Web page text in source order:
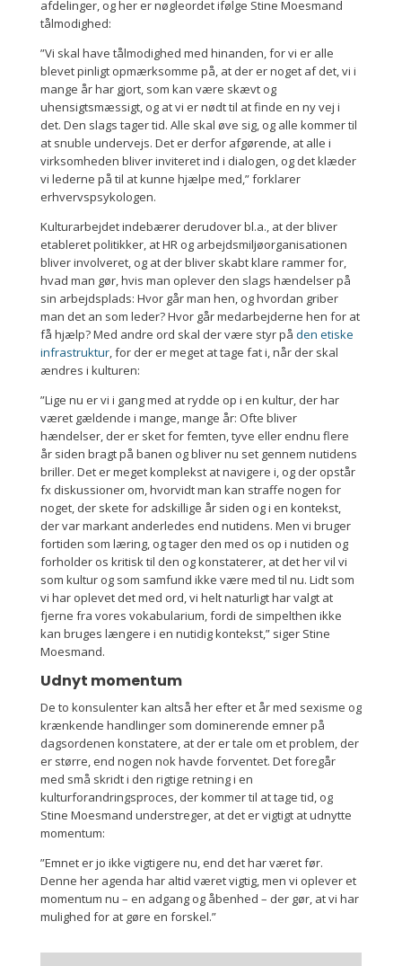
afdelinger, og her er nøgleordet ifølge Stine Moesmand
tålmodighed:
”Vi skal have tålmodighed med hinanden, for vi er alle
blevet pinligt opmærksomme på, at der er noget af det, vi i
mange år har gjort, som kan være skævt og
uhensigtsmæssigt, og at vi er nødt til at finde en ny vej i
det. Den slags tager tid. Alle skal øve sig, og alle kommer til
at snuble undervejs. Det er derfor afgørende, at alle i
virksomheden bliver inviteret ind i dialogen, og det klæder
vi lederne på til at kunne hjælpe med,” forklarer
erhvervspsykologen.
Kulturarbejdet indebærer derudover bl.a., at der bliver
etableret politikker, at HR og arbejdsmiljøorganisationen
bliver involveret, og at der bliver skabt klare rammer for,
hvad man gør, hvis man oplever den slags hændelser på
sin arbejdsplads: Hvor går man hen, og hvordan griber
man det an som leder? Hvor går medarbejderne hen for at
få hjælp? Med andre ord skal der være styr på den etiske
infrastruktur, for der er meget at tage fat i, når der skal
ændres i kulturen:
”Lige nu er vi i gang med at rydde op i en kultur, der har
været gældende i mange, mange år: Ofte bliver
hændelser, der er sket for femten, tyve eller endnu flere
år siden bragt på banen og bliver nu set gennem nutidens
briller. Det er meget komplekst at navigere i, og der opstår
fx diskussioner om, hvorvidt man kan straffe nogen for
noget, der skete for adskillige år siden og i en kontekst,
der var markant anderledes end nutidens. Men vi bruger
fortiden som læring, og tager den med os op i nutiden og
forholder os kritisk til den og konstaterer, at det her vil vi
som kultur og som samfund ikke være med til nu. Lidt som
vi har oplevet det med ord, vi helt naturligt har valgt at
fjerne fra vores vokabularium, fordi de simpelthen ikke
kan bruges længere i en nutidig kontekst,” siger Stine
Moesmand.
Udnyt momentum
De to konsulenter kan altså her efter et år med sexisme og
krænkende handlinger som dominerende emner på
dagsordenen konstatere, at der er tale om et problem, der
er større, end nogen nok havde forventet. Det foregår
med små skridt i den rigtige retning i en
kulturforandringsproces, der kommer til at tage tid, og
Stine Moesmand understreger, at det er vigtigt at udnytte
momentum:
”Emnet er jo ikke vigtigere nu, end det har været før.
Denne her agenda har altid været vigtig, men vi oplever et
momentum nu – en adgang og åbenhed – der gør, at vi har
mulighed for at gøre en forskel.”